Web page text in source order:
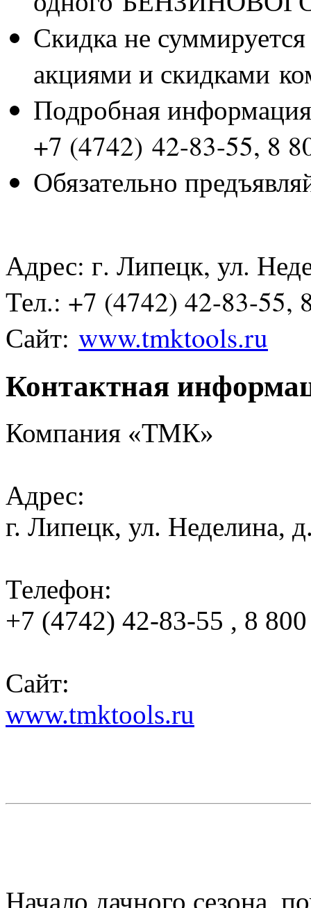
Скидка не
акциями и скидками
Подробная
+7 (4742) 42-83-55, 8
Обязательно
Адрес: г. Липецк, ул.
Тел.: +7 (4742) 42-83-55,
Сайт: www.tmktools.ru
Контактная
Компания «ТМК»
Адрес:
г. Липецк, ул. Неделина,
Телефон:
+7 (4742) 42-83-55 , 8
Сайт:
www.tmktools.ru
Начало дачного сезона,